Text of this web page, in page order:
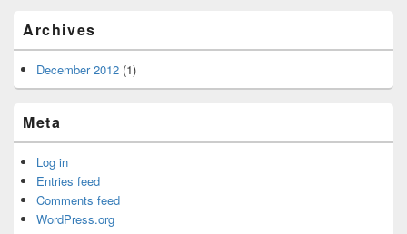
Archives
December 2012 (1)
Meta
Log in
Entries feed
Comments feed
WordPress.org